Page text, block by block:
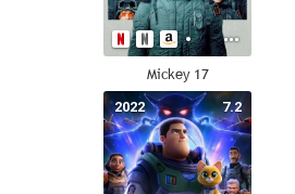
Mickey 17
7.2
2022